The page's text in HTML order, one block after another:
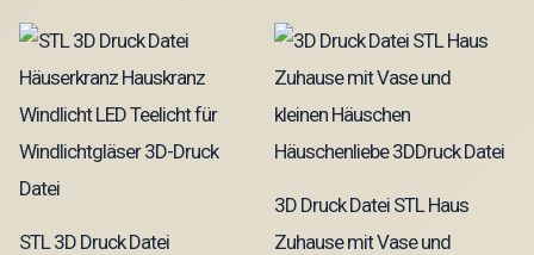
STL 3D Druck Datei
3D Druck Datei STL Haus
Zuhause mit Vase und